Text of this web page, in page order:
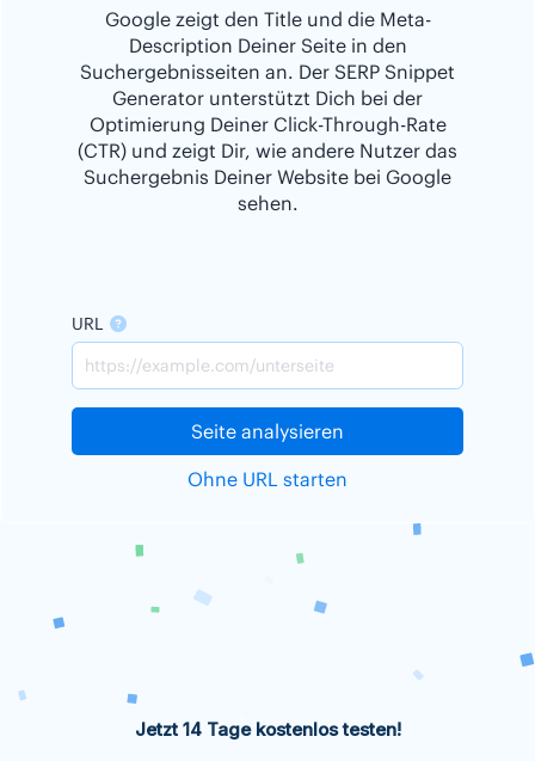
Google zeigt den Title und die Meta-
Description Deiner Seite in den
Suchergebnisseiten an. Der SERP Snippet
Generator unterstützt Dich bei der
Optimierung Deiner Click-Through-Rate
(CTR) und zeigt Dir, wie andere Nutzer das
Suchergebnis Deiner Website bei Google
sehen.
URL
Seite analysieren
Ohne URL starten
Jetzt 14 Tage kostenlos testen!